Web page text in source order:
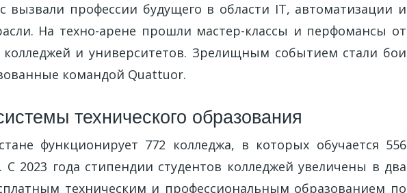
вызвали профессии будущего в области IT, автоматизации и
На техно-арене прошли мастер-классы и перфомансы от
колледжей и университетов. Зрелищным событием стали бои
командой Quattuor.
технического образования
функционирует 772 колледжа, в которых обучается 556
С 2023 года стипендии студентов колледжей увеличены в два
техническим и профессиональным образованием по